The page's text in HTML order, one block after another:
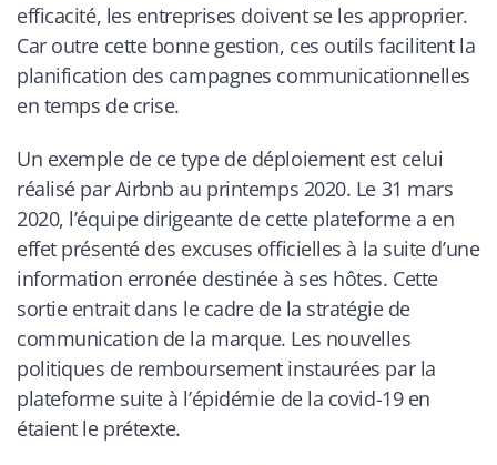
efficacité, les entreprises doivent se les approprier.
Car outre cette bonne gestion, ces outils facilitent la
planification des campagnes communicationnelles
en temps de crise.
Un exemple de ce type de déploiement est celui
réalisé par Airbnb au printemps 2020. Le 31 mars
2020, l’équipe dirigeante de cette plateforme a en
effet présenté des excuses officielles à la suite d’une
information erronée destinée à ses hôtes. Cette
sortie entrait dans le cadre de la stratégie de
communication de la marque. Les nouvelles
politiques de remboursement instaurées par la
plateforme suite à l’épidémie de la covid-19 en
étaient le prétexte.